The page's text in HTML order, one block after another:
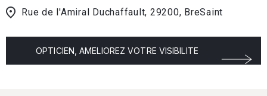
Rue de l'Amiral Duchaffault, 29200, BreSaint
OPTICIEN, AMELIOREZ VOTRE VISIBILITE